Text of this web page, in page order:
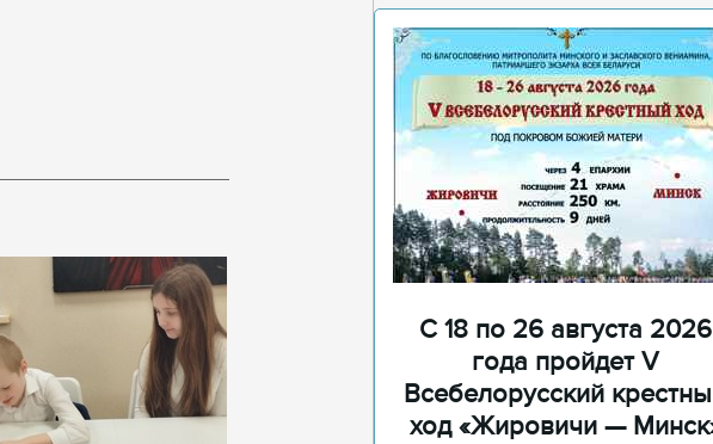
С 18 по 26 августа 2026
года пройдет V
Всебелорусский
ход «Жировичи —